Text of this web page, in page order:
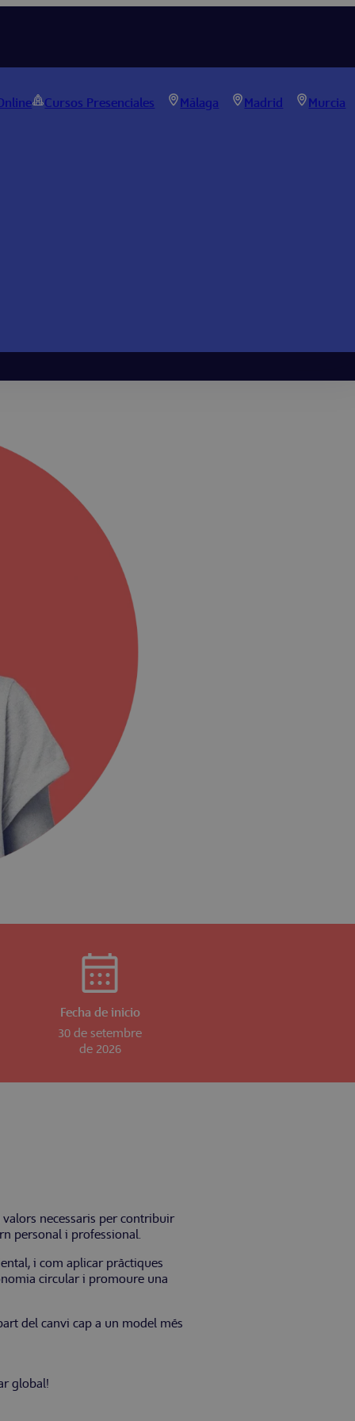
Cursos Presenciales Málaga Madrid Murcia
Fecha de inicio
30 de setembre
de 2026
necessaris per contribuir
personal i professional.
i com aplicar pràctiques
circular i promoure una
del canvi cap a un model més
global!